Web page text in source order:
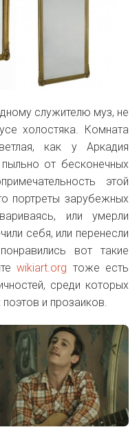
служителю муз, не
холостяка. Комната
как у Аркадия
от бесконечных
этой
портреты зарубежных
или умерли
себя, или перенесли
вот такие
wikiart.org тоже есть
среди которых
и прозаиков.